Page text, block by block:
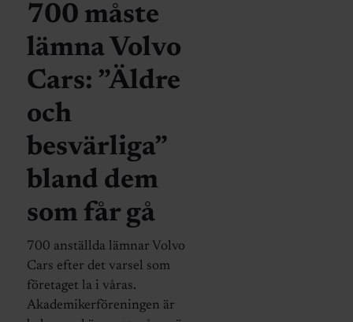
700 måste
lämna Volvo
Cars: ”Äldre
och
besvärliga”
bland dem
som får gå
700 anställda lämnar Volvo
Cars efter det varsel som
företaget la i våras.
Akademikerföreningen är